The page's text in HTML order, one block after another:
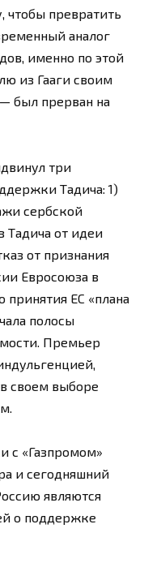
чтобы превратить
аналог
именно по этой
из Гааги своим
был прерван на
три
Тадича: 1)
сербской
Тадича от идеи
от признания
Евросоюза в
принятия ЕС «плана
полосы
Премьер
своем выборе
с «Газпромом»
и сегодняшний
являются
о поддержке